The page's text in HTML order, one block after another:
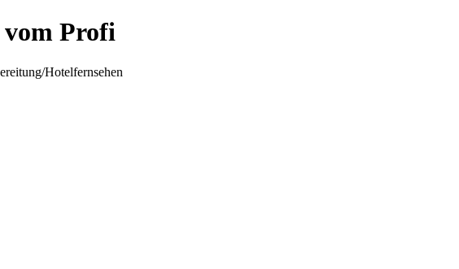
vom Profi
Hotelfernsehen